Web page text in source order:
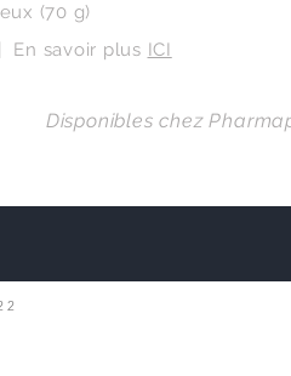
(70 g)
En savoir plus ICI
Disponibles chez